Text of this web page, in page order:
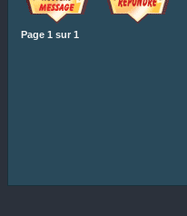
Page 1 sur 1